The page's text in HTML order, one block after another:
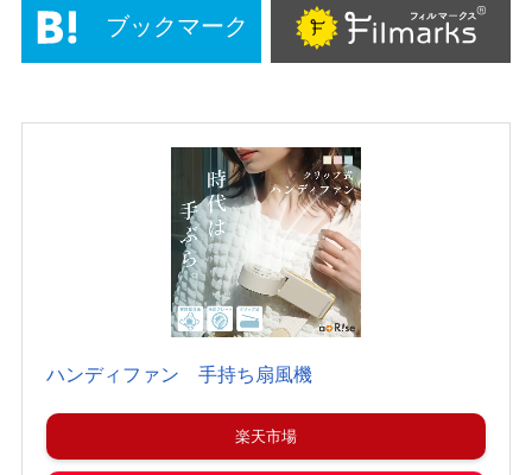
ブックマーク
ハンディファン 手持ち扇風機
楽天市場